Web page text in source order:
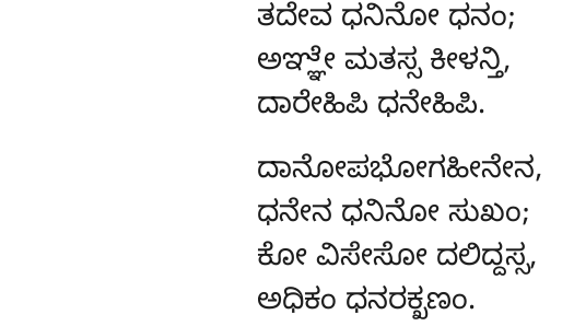
ತದೇವ ಧನಿನೋ ಧನಂ;
ಅಞ್ಞೇ ಮತಸ್ಸ ಕೀಳನ್ತಿ,
ದಾರೇಹಿಪಿ ಧನೇಹಿಪಿ.
ದಾನೋಪಭೋಗಹೀನೇನ,
ಧನೇನ ಧನಿನೋ ಸುಖಂ;
ಕೋ ವಿಸೇಸೋ ದಲಿದ್ದಸ್ಸ,
ಅಧಿಕಂ ಧನರಕ್ಖಣಂ.